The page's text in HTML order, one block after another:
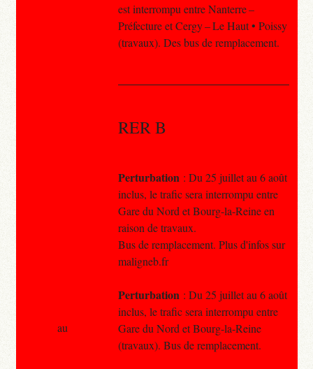
est interrompu entre Nanterre –
Préfecture et Cergy – Le Haut • Poissy
(travaux). Des bus de remplacement.
RER B
Perturbation : Du 25 juillet au 6 août
inclus, le trafic sera interrompu entre
Gare du Nord et Bourg-la-Reine en
raison de travaux.
Bus de remplacement. Plus d'infos sur
maligneb.fr
Perturbation : Du 25 juillet au 6 août
inclus, le trafic sera interrompu entre
Gare du Nord et Bourg-la-Reine
(travaux). Bus de remplacement.
au